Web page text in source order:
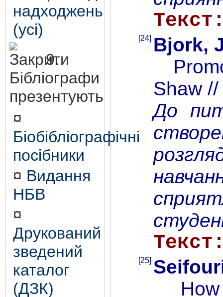
надходжень
(усі)
9.
Бібліографи
презентують
¤
Біобібліографічні
посібники
¤ Видання
НБВ
¤
Друкований
зведений
каталог
(ДЗК)
[24] Bjork,
Shaw
До
[25]
How